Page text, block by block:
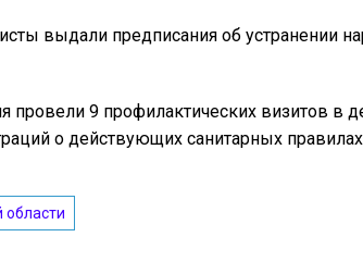
выдали предписания об устранении
провели 9 профилактических визитов в
о действующих санитарных
области